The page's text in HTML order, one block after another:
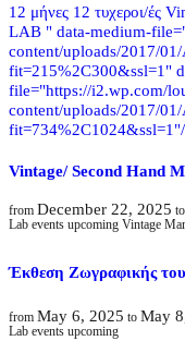
12 μήνες 12 τυχεροι/ές
LAB " data-medium-
content/uploads/2017/
fit=215%2C300&ssl=1"
file="https://i2.wp.com/
content/uploads/2017/
Vintage/ Second Hand
from December 22, 2025 to
Lab events upcoming Vintage
Έκθεση Ζωγραφικής
from May 6, 2025 to May
Lab events upcoming